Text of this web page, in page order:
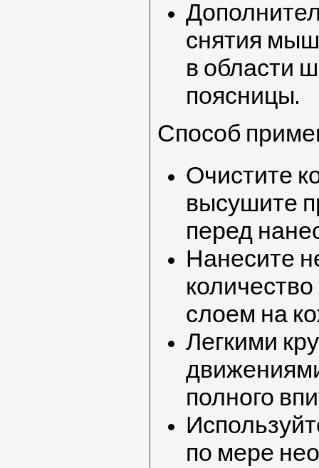
снятия
в области
поясницы.
Способ
Очистите
высушите
перед
Нанесите
слоем на
Легкими
полного
по мере